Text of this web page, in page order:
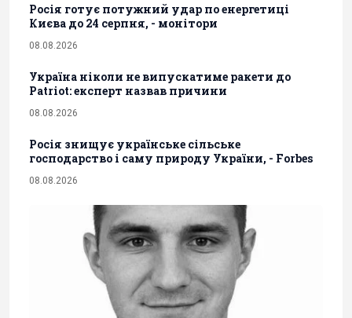
Росія готує потужний удар по енергетиці
Києва до 24 серпня, - монітори
08.08.2026
Україна ніколи не випускатиме ракети до
Patriot: експерт назвав причини
08.08.2026
Росія знищує українське сільське
господарство і саму природу України, - Forbes
08.08.2026